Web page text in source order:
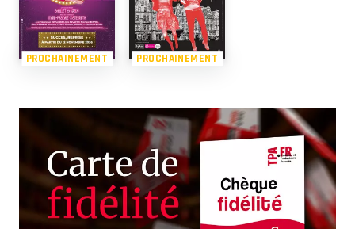
PROCHAINEMENT PROCHAINEMENT